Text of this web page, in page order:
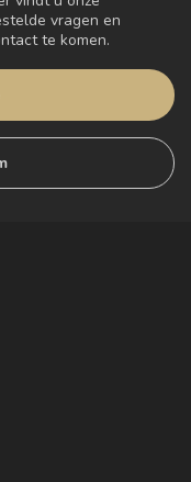
vragen en
te komen.